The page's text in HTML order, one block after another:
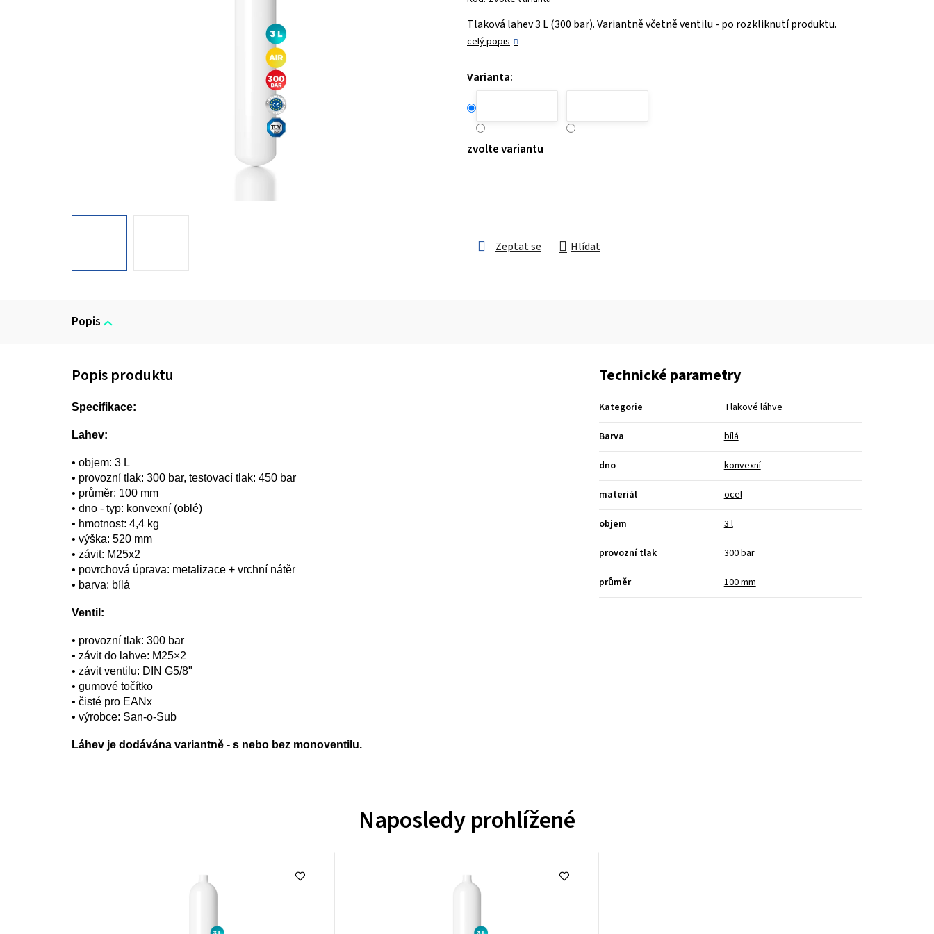
0,0
z 5
Tlaková lahev 3 L (300 bar). Variantně včetně ventilu - po rozkliknutí produktu.
celý popis
Varianta:
zvolte variantu
Zeptat se Hlídat
Popis
Specifikace:
Lahev:
• objem: 3 L
• provozní tlak: 300 bar, testovací tlak: 450 bar
• průměr: 100 mm
• dno - typ: konvexní (oblé)
• hmotnost: 4,4 kg
• výška: 520 mm
• závit: M25x2
• povrchová úprava: metalizace + vrchní nátěr
• barva: bílá
Ventil:
• provozní tlak: 300 bar
• závit do lahve: M25×2
• závit ventilu: DIN G5/8"
• gumové točítko
• čisté pro EANx
• výrobce: San-o-Sub
Láhev je dodávána variantně - s nebo bez monoventilu.
Technické parametry
Kategorie Tlakové láhve
Barva bílá
dno konvexní
materiál ocel
objem 3 l
provozní tlak 300 bar
průměr 100 mm
Naposledy prohlížené